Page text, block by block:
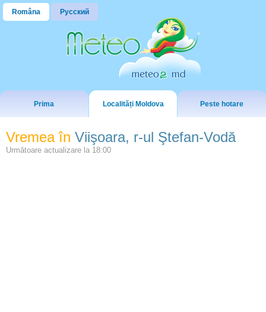
Româna Русский
Prima Localități Moldova Peste hotare
Vremea în Viişoara, r-ul Ştefan-Vodă
Următoare actualizare la 18:00